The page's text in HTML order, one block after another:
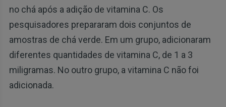
no chá após a adição de vitamina C. Os
pesquisadores prepararam dois conjuntos de
amostras de chá verde. Em um grupo, adicionaram
diferentes quantidades de vitamina C, de 1 a 3
miligramas. No outro grupo, a vitamina C não foi
adicionada.